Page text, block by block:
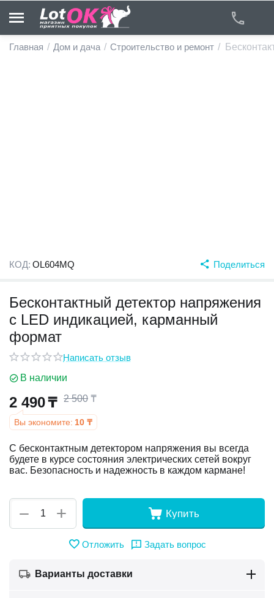
Главная / Дом и дача / Строительство и ремонт /
КОД: OL604MQ Поделиться
Бесконтактный детектор напряжения
с LED индикацией, карманный
формат
Написать отзыв
В наличии
2 490₸ 2 500 ₸
Вы экономите: 10 ₸
С бесконтактным детектором напряжения вы всегда
будете в курсе состояния электрических сетей вокруг
вас. Безопасность и надежность в каждом кармане!
+
− Купить
Отложить Задать вопрос
Варианты доставки